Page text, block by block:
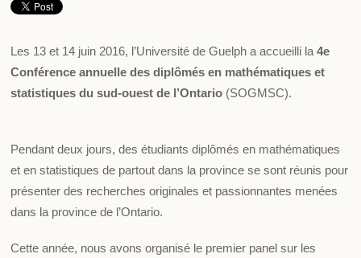
Les 13 et 14 juin 2016, l’Université de Guelph a accueilli la4e
Conférence annuelle des diplômés en mathématiques et
statistiques du sud-ouest de l’Ontario (SOGMSC).
Pendant deux jours, des étudiants diplômés en mathématiques
et en statistiques de partout dans la province se sont réunis pour
présenter des recherches originales et passionnantes menées
dans la province de l’Ontario.
Cette année, nous avons organisé le premier panel sur les